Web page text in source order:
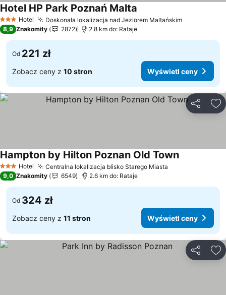
3 Kategoria
Hotel Doskonała lokalizacja nad Jeziorem MaltańskimWyświetl
Hotel HP Park Poznań Malta
8,9 Znakomity 2872 2.8 km do: Rataje
Od 221 zł
Zobacz ceny z 10 stron Wyświetl ceny
3 Kategoria
Hotel Centralna lokalizacja blisko Starego Miasta
Hampton by Hilton Poznan Old TownWyświetl
9,0 Znakomity 6549 2.6 km do: Rataje
Od 324 zł
Zobacz ceny z 11 stron Wyświetl ceny